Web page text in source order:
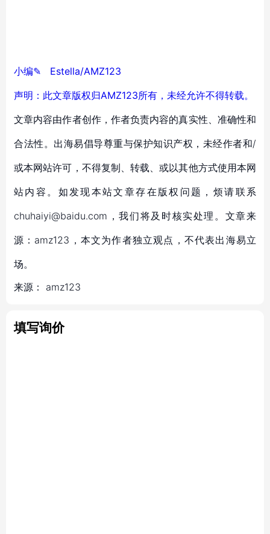
小编✎ Estella/AMZ123
声明：此文章版权归AMZ123所有，未经允许不得转载。
文章内容由作者创作，作者负责内容的真实性、准确性和
合法性。出海易倡导尊重与保护知识产权，未经作者和/
或本网站许可，不得复制、转载、或以其他方式使用本网
站内容。如发现本站文章存在版权问题，烦请联系
chuhaiyi@baidu.com，我们将及时核实处理。文章来
源：amz123，本文为作者独立观点，不代表出海易立
场。
来源： amz123
填写询价